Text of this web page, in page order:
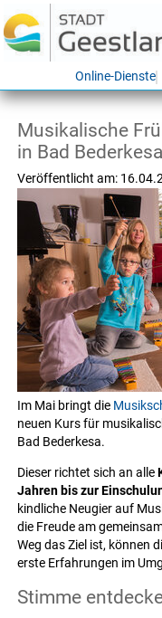
Online-Dienste
Musikalische
in Bad Bederkesa
Veröffentlicht am:
Im Mai bringt die
neuen Kurs für
Bad Bederkesa.
Dieser richtet sich an alle
Jahren bis zur
kindliche Neugier auf
die Freude am
Weg das Ziel ist, können
erste Erfahrungen im
Stimme